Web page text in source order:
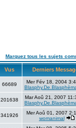
Marquez tous les sujets
Vus Derniers
66689
Mer Fév 18, 2004
201638
Mar Aoû 21, 2007
341926
Mer Aoû 01, 2007
womanimal